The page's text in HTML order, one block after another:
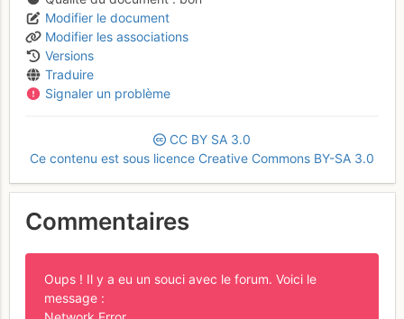
Modifier le document
Modifier les associations
Versions
Traduire
Signaler un problème
CC BY SA 3.0
Ce contenu est sous licence Creative Commons BY-SA 3.0
Commentaires
Oups ! Il y a eu un souci avec le forum. Voici le
message :